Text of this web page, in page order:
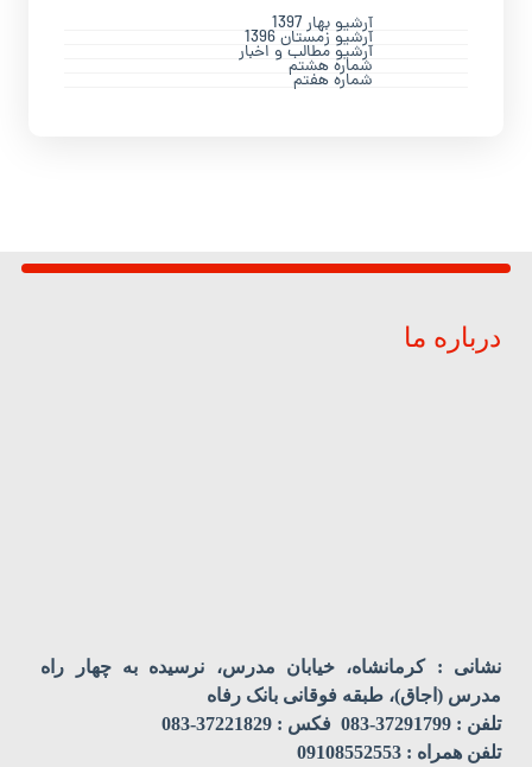
آرشیو بهار 1397
آرشیو زمستان 1396
آرشیو مطالب و اخبار
شماره هشتم
شماره هفتم
درباره ما
نشانی : کرمانشاه، خیابان مدرس، نرسیده به چهار راه
مدرس (اجاق)، طبقه فوقانی بانک رفاه
تلفن : 37291799-083 فکس : 37221829-083
تلفن همراه : 09108552553